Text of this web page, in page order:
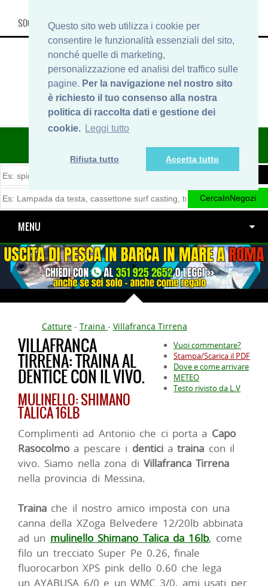
Questo sito web utilizza i cookie per
consentire le funzionalità essenziali del sito,
nonché quelle di marketing,
personalizzazione ed analisi del traffico sulle
pagine. Per la navigazione nel nostro sito
è richiesto il tuo consenso alla nostra
politica di raccolta dati e gestione dei
cookie. Leggi tutto
Rifiuta tutto Accetta tutto
SOCIAL, INFO & SHOP
ITINERARIDIPESCA.IT
MENU
Catture - Traina - Villafranca Tirrena
Vuoi commentare?
Stampa/Scarica il PDF
Dove e come arrivare
METEO
Testo rivisto da L.V
VILLAFRANCA
TIRRENA: TRAINA AL
DENTICE CON IL VIVO.
MULINELLO: SHIMANO
TALICA 16LB
Complimenti ad Antonio che ci porta a Capo
Rasocolmo a pescare i denticiatraina con il
vivo. Siamo nella zona di Villafranca Tirrena
nella provincia di Messina.
Traina che il nostro amico imposta con una
canna della XZoga Belvedere 12/20lb abbinata
ad un mulinello Shimano Talica da 16lb, come
filo un trecciato Super Pe 0.26, finale
fluorocarbon XPS pink dello 0.60 che lega
un AYABUSA 6/0 e un WMC 3/0, ami usati per